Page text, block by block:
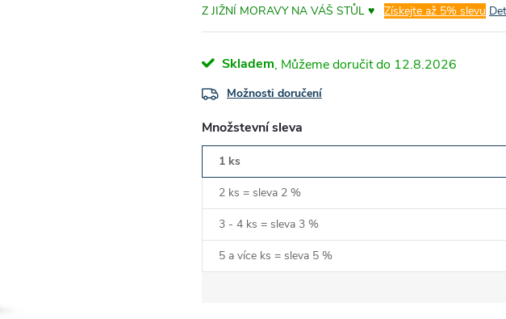
Z JIŽNÍ MORAVY NA VÁŠ STŮL ♥ Získejte až 5% slevu
Skladem 12.8.2026
Možnosti doručení
Množstevní sleva
1 ks
2 ks = sleva 2 %
3 - 4 ks = sleva 3 %
5 a více ks = sleva 5 %